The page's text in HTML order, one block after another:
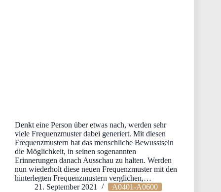
Denkt eine Person über etwas nach, werden sehr
viele Frequenzmuster dabei generiert. Mit diesen
Frequenzmustern hat das menschliche Bewusstsein
die Möglichkeit, in seinen sogenannten
Erinnerungen danach Ausschau zu halten. Werden
nun wiederholt diese neuen Frequenzmuster mit den
hinterlegten Frequenzmustern verglichen,…
21. September 2021
A0401-A0600